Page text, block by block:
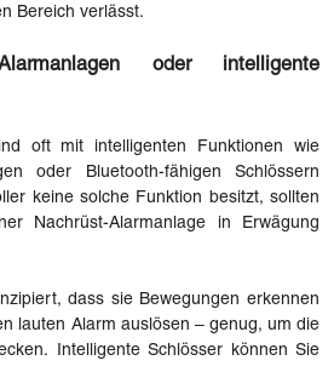
Bereich verlässt.
oder intelligente
oft mit intelligenten Funktionen wie
oder Bluetooth-fähigen Schlössern
keine solche Funktion besitzt, sollten
Nachrüst-Alarmanlage in Erwägung
dass sie Bewegungen erkennen
lauten Alarm auslösen – genug, um die
Intelligente Schlösser können Sie